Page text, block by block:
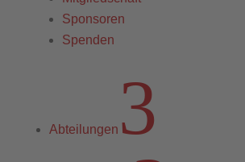
Sponsoren
Spenden
Abteilungen 3